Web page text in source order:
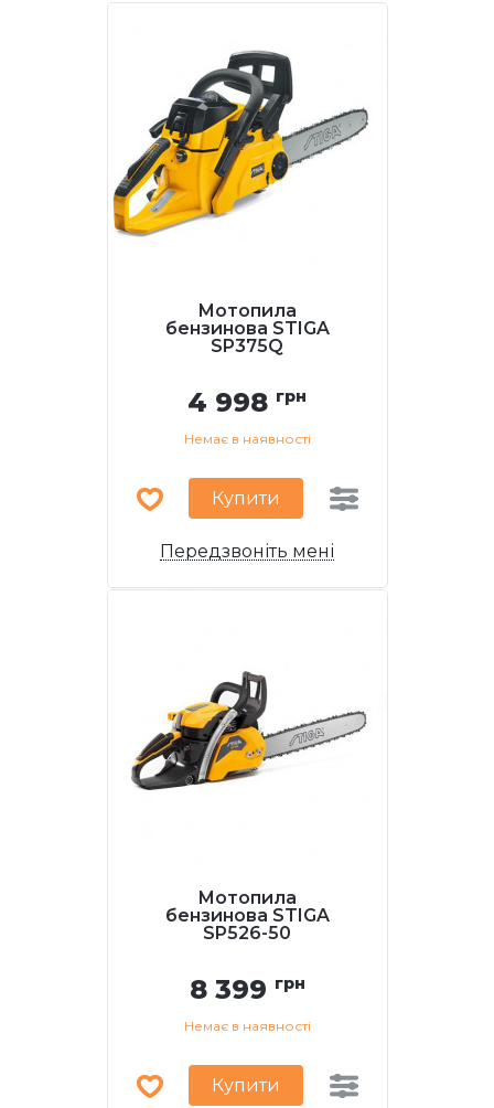
Мотопила
бензинова STIGA
SP375Q
4 998 грн
Немає в наявності
Купити
Передзвоніть мені
Мотопила
бензинова STIGA
SP526-50
8 399 грн
Немає в наявності
Купити